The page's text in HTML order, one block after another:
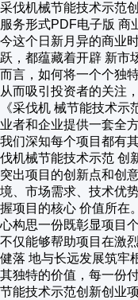
采伐机械节能技术示范
服务形式PDF电子版 商
今这个日新月异的商业
跃，都蕴藏着开辟 新市
而言，如何将一个个独
从而吸引投资者的关注
《采伐机 械节能技术
业者和企业提供一套全
我们深知每个项目都有
伐机械节能技术示范 创
突出项目的创新点和创
境、市场需求、技术优
握项目的核心 价值所在
心构思一份既彰显项目
不仅能够帮助项目在激
健落 地与长远发展筑牢
其独特的价值，每一份
节能技术示范创新创业